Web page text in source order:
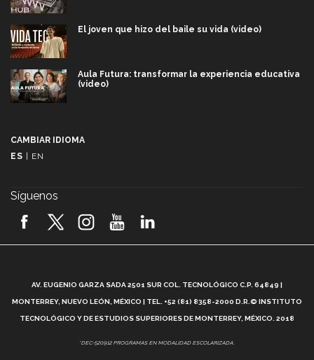
El joven que hizo del baile su vida (video)
Aula Futura: transformar la experiencia educativa
(video)
2026! (video)
¿Cómo es el Modelo Educativo Tec? (video)
Vida Tec: Feminismo e Inteligencia Artificial, Paola
CAMBIAR IDIOMA
ES | EN
Síguenos
AV. EUGENIO GARZA SADA 2501 SUR COL. TECNOLÓGICO C.P. 64849 |
MONTERREY, NUEVO LEÓN, MÉXICO | TEL. +52 (81) 8358-2000 D.R.© INSTITUTO
TECNOLÓGICO Y DE ESTUDIOS SUPERIORES DE MONTERREY, MÉXICO. 2018
*DEC-520912 PROGRAMAS EN MODALIDAD ESCOLARIZADA.